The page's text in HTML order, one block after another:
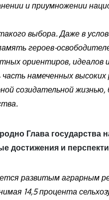
и приумножении
выбора. Даже в
героев-
ориентиров, идеалов
намеченных
созидательной
Глава государства
достижения и
развитым аграрным
14,5 процента